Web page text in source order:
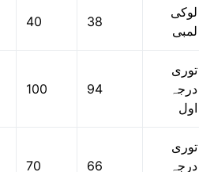
40 38
لوکی
لمبی
100 94
توری
درجہ
اول
70 66
توری
درجہ